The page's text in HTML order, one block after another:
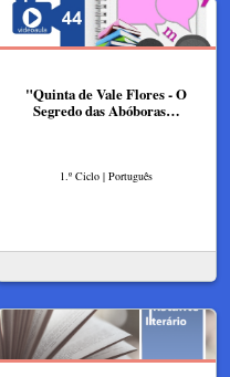
"Quinta de Vale Flores - O
Segredo das Abóboras…
1.º Ciclo | Português